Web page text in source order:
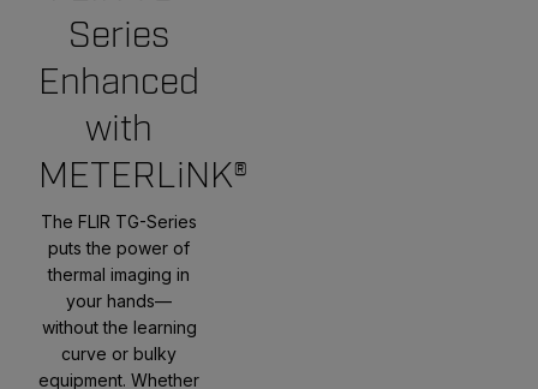
Series
Enhanced
with
METERLiNK®
The FLIR TG-Series
puts the power of
thermal imaging in
your hands—
without the learning
curve or bulky
equipment. Whether